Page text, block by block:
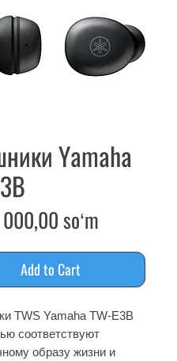
Yamaha
soʻm
Add to Cart
TWS Yamaha TW-E3B
соответствуют
образу жизни и